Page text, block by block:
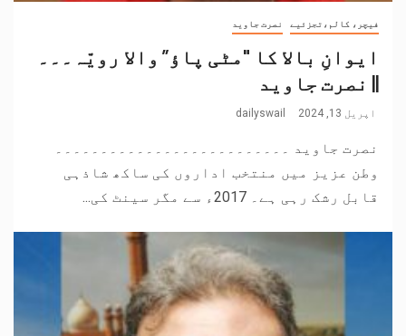
فیچر، کالم،تجزئیے نصرت جاوید
ایوانِ بالا کا "مٹی پاؤ” والا رویّہ۔۔۔
|| نصرت جاوید
اپریل 13, 2024 dailyswail
نصرت جاوید ۔۔۔۔۔۔۔۔۔۔۔۔۔۔۔۔۔۔۔۔۔۔۔۔۔۔
وطن عزیز میں منتخب اداروں کی ساکھ شاذہی
قابل رشک رہی ہے۔ 2017ء سے مگر سینٹ کی...